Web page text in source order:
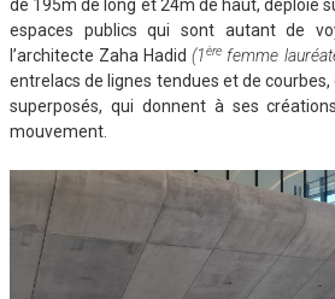
de 195m de long et 24m de haut, déploie
espaces publics qui sont autant de
l’architecte Zaha Hadid(1ère femme
entrelacs de lignes tendues et de courbes,
superposés, qui donnent à ses
mouvement.